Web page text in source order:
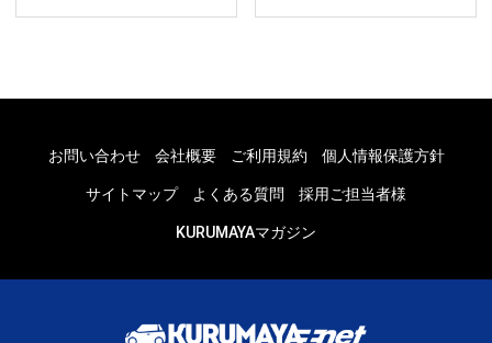
お問い合わせ 会社概要 ご利用規約 個人情報保護方針
サイトマップ よくある質問 採用ご担当者様
KURUMAYAマガジン